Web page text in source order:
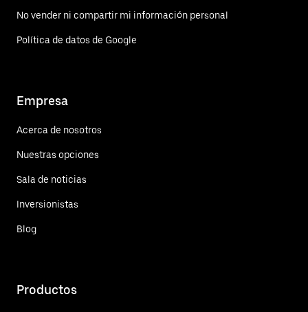
No vender ni compartir mi información personal
Política de datos de Google
Empresa
Acerca de nosotros
Nuestras opciones
Sala de noticias
Inversionistas
Blog
Productos